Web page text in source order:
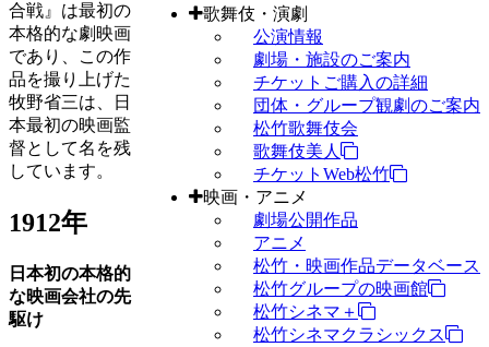
歌舞伎・演劇
公演情報
劇場・施設のご案内
チケットご購入の詳細
団体・グループ観劇のご案内
松竹歌舞伎会
歌舞伎美人
チケットWeb松竹
映画・アニメ
劇場公開作品
アニメ
松竹・映画作品データベース
松竹グループの映画館
松竹シネマ＋
松竹シネマクラシックス
合戦』は最初の
本格的な劇映画
であり、この作
品を撮り上げた
牧野省三は、日
本最初の映画監
督として名を残
しています。
1912年
日本初の本格的
な映画会社の先
駆け